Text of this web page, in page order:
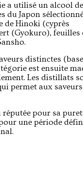
a utilisé un alcool
du Japon
de Hinoki (cyprès
(Gyokuro), feuilles
distinctes
est ensuite
Les distillats
permet aux saveurs
réputée pour sa
une période